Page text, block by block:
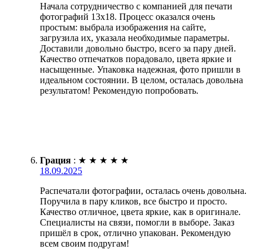
Начала сотрудничество с компанией для печати
фотографий 13х18. Процесс оказался очень
простым: выбрала изображения на сайте,
загрузила их, указала необходимые параметры.
Доставили довольно быстро, всего за пару дней.
Качество отпечатков порадовало, цвета яркие и
насыщенные. Упаковка надежная, фото пришли в
идеальном состоянии. В целом, осталась довольна
результатом! Рекомендую попробовать.
Грация : ★ ★ ★ ★ ★
18.09.2025
Распечатали фотографии, осталась очень довольна.
Поручила в пару кликов, все быстро и просто.
Качество отличное, цвета яркие, как в оригинале.
Специалисты на связи, помогли в выборе. Заказ
пришёл в срок, отлично упакован. Рекомендую
всем своим подругам!